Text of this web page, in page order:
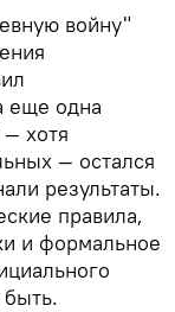
войну"
еще одна
хотя
— остался
результаты.
правила,
и формальное